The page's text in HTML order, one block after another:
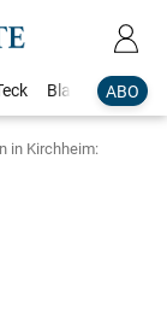
ABO
Blaulicht
in Kirchheim: